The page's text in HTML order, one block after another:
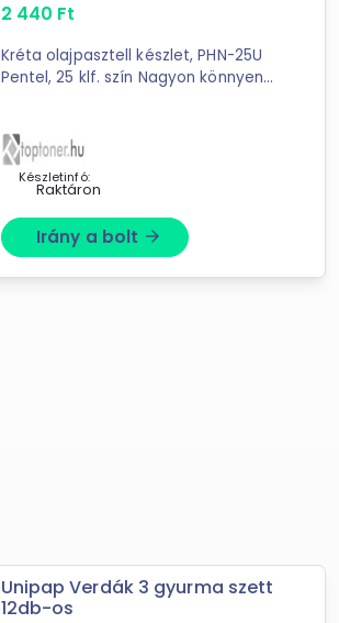
2 440 Ft
Kréta olajpasztell készlet, PHN-25U
Pentel, 25 klf. szín Nagyon könnyen
könnyedén aqaurell ...
Készletinfó:
Raktáron
Irány a bolt arrow_forward
Unipap Verdák 3 gyurma szett
12db-os